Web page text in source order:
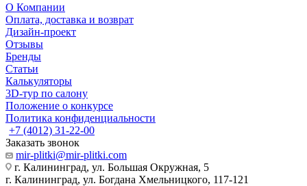
О Компании
Оплата, доставка и возврат
Дизайн-проект
Отзывы
Бренды
Статьи
Калькуляторы
3D-тур по салону
Положение о конкурсе
Политика конфиденциальности
+7 (4012) 31-22-00
Заказать звонок
mir-plitki@mir-plitki.com
г. Калининград, ул. Большая Окружная, 5
г. Калининград, ул. Богдана Хмельницкого, 117-121